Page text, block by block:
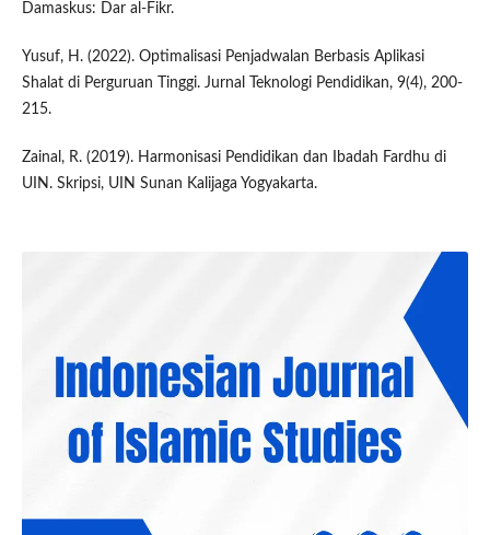
Damaskus: Dar al-Fikr.
Yusuf, H. (2022). Optimalisasi Penjadwalan Berbasis Aplikasi
Shalat di Perguruan Tinggi. Jurnal Teknologi Pendidikan, 9(4), 200-
215.
Zainal, R. (2019). Harmonisasi Pendidikan dan Ibadah Fardhu di
UIN. Skripsi, UIN Sunan Kalijaga Yogyakarta.